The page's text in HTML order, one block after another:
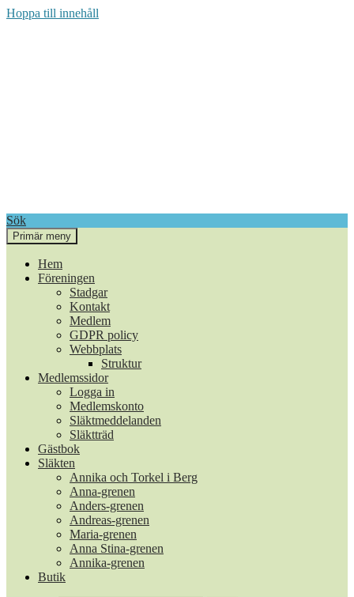
Hoppa till innehåll
Annika och Torkel i Berg
Sök
Primär meny
Hem
Föreningen
Stadgar
Kontakt
Medlem
GDPR policy
Webbplats
Struktur
Medlemssidor
Logga in
Medlemskonto
Släktmeddelanden
Släktträd
Gästbok
Släkten
Annika och Torkel i Berg
Anna-grenen
Anders-grenen
Andreas-grenen
Maria-grenen
Anna Stina-grenen
Annika-grenen
Butik